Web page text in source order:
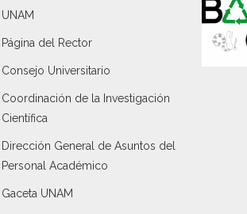
UNAM
Página del Rector
Consejo Universitario
Coordinación de la Investigación
Científica
Dirección General de Asuntos del
Personal Académico
Gaceta UNAM